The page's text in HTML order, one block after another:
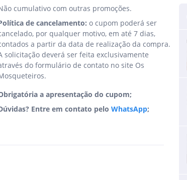
cumulativo com outras promoções.
de cancelamento: o cupom poderá ser
por qualquer motivo, em até 7 dias,
a partir da data de realização da compra.
solicitação deverá ser feita exclusivamente
do formulário de contato no site Os
a apresentação do cupom;
Entre em contato pelo WhatsApp;